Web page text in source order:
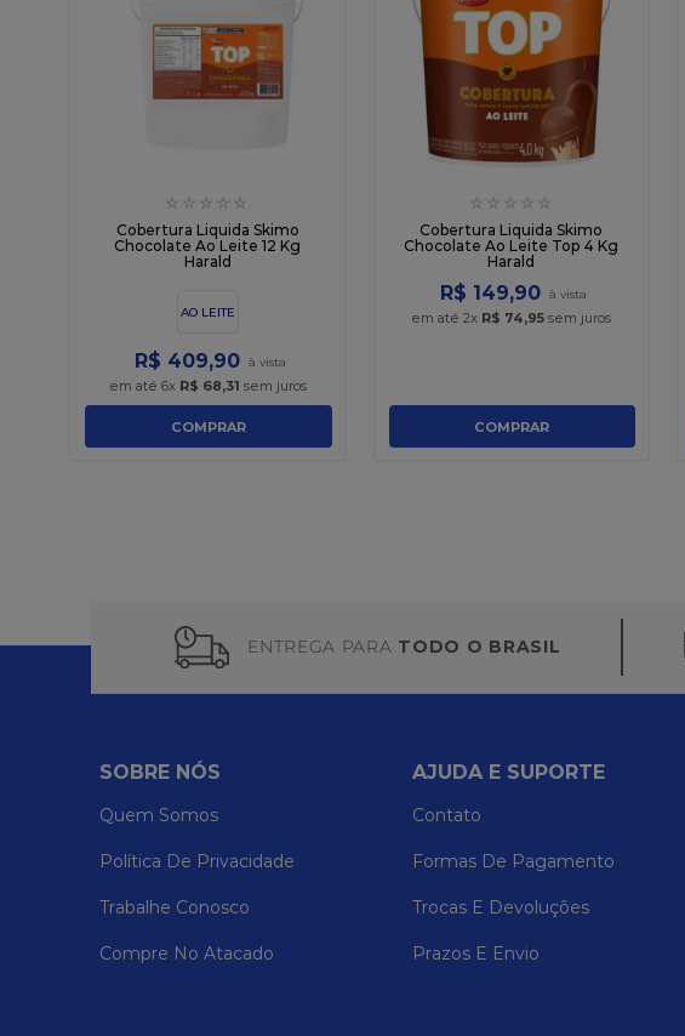
☆ ☆ ☆ ☆ ☆
Cobertura Liquida Skimo
Chocolate Ao Leite 12 Kg
Harald
AO LEITE
R$ 409,90
em até 6x R$ 68,31 sem juros
COMPRAR
☆ ☆ ☆ ☆ ☆
Cobertura Liquida Skimo
Chocolate Ao Leite Top 4 Kg
Harald
R$ 149,90
em até2x R$ 74,95 sem juros
COMPRAR
ENTREGA PARA TODO O BRASIL
SOBRE NÓS
Quem Somos
Política De Privacidade
Trabalhe Conosco
Compre No Atacado
AJUDA E SUPORTE
Contato
Formas De Pagamento
Trocas E Devoluções
Prazos E Envio